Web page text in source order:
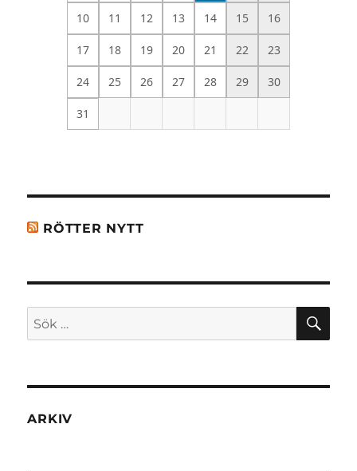
10 11 12 13 14 15 16
17 18 19 20 21 22 23
24 25 26 27 28 29 30
31
RÖTTER NYTT
Sök
efter:
ARKIV